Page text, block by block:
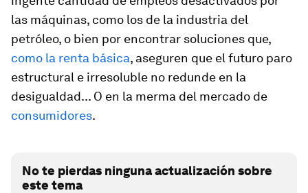
las máquinas, como los de la industria del
petróleo, o bien por encontrar soluciones que,
como la renta básica, aseguren que el futuro paro
estructural e irresoluble no redunde en la
desigualdad... O en la merma del mercado de
consumidores.
No te pierdas ninguna actualización sobre
este tema